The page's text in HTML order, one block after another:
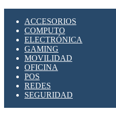
ACCESORIOS
COMPUTO
ELECTRÓNICA
GAMING
MOVILIDAD
OFICINA
POS
REDES
SEGURIDAD